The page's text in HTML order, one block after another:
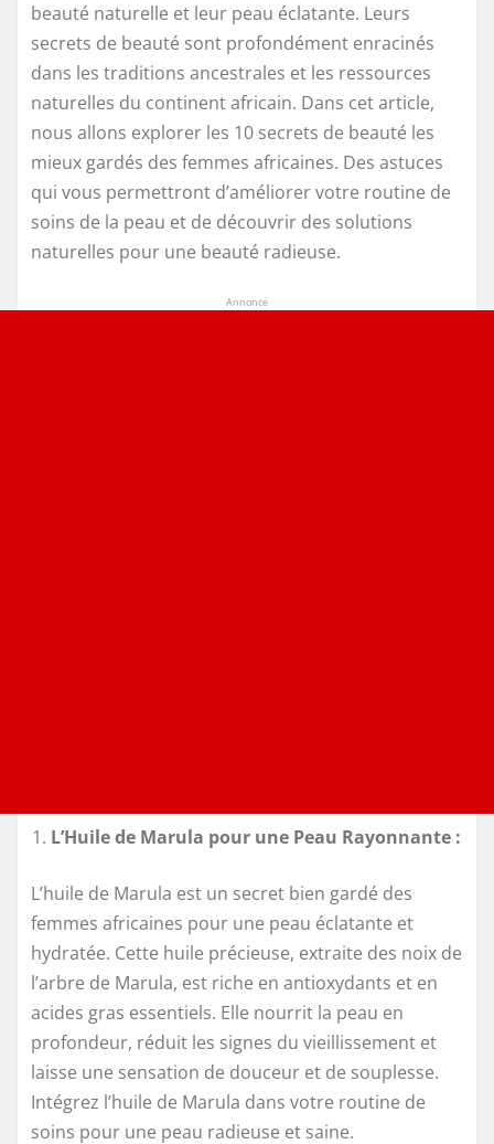
beauté naturelle et leur peau éclatante. Leurs
secrets de beauté sont profondément enracinés
dans les traditions ancestrales et les ressources
naturelles du continent africain. Dans cet article,
nous allons explorer les 10 secrets de beauté les
mieux gardés des femmes africaines. Des astuces
qui vous permettront d’améliorer votre routine de
soins de la peau et de découvrir des solutions
naturelles pour une beauté radieuse.
Annonce
L’Huile de Marula pour une Peau Rayonnante :
L’huile de Marula est un secret bien gardé des
femmes africaines pour une peau éclatante et
hydratée. Cette huile précieuse, extraite des noix de
l’arbre de Marula, est riche en antioxydants et en
acides gras essentiels. Elle nourrit la peau en
profondeur, réduit les signes du vieillissement et
laisse une sensation de douceur et de souplesse.
Intégrez l’huile de Marula dans votre routine de
soins pour une peau radieuse et saine.